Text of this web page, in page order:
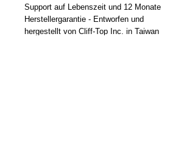
Support auf Lebenszeit und 12 Monate
Herstellergarantie - Entworfen und
hergestellt von Cliff-Top Inc. in Taiwan